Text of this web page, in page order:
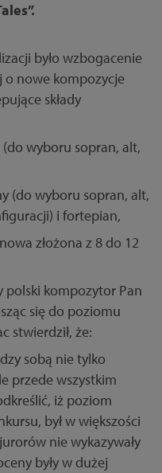
było wzbogacenie
nowe kompozycje
składy
wyboru sopran, alt,
(do wyboru sopran, alt,
i fortepian,
złożona z 8 do 12
polski kompozytor Pan
się do poziomu
stwierdził, że:
sobą nie tylko
przede wszystkim
iż poziom
był w większości
nie wykazywały
były w dużej